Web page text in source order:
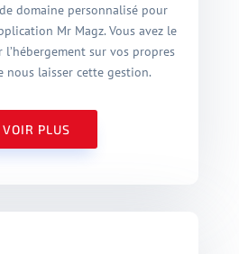
domaine personnalisé pour
Mr Magz. Vous avez le
sur vos propres
nous laisser cette gestion.
VOIR PLUS